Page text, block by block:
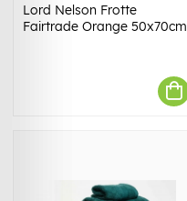
Lord Nelson Frotte
Fairtrade Orange 50x70cm